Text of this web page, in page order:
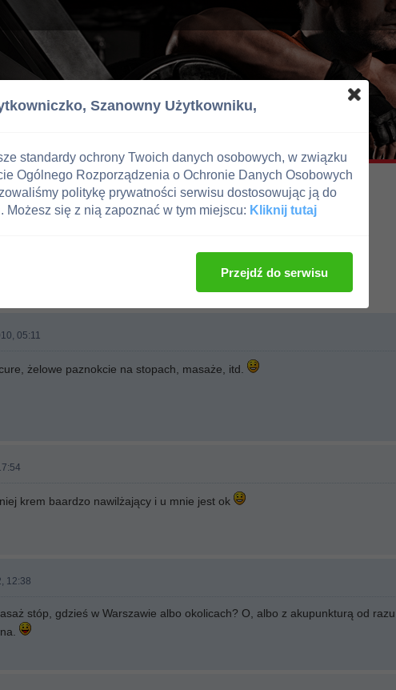
05:11
żelowe paznokcie na stopach, masaże, itd.
krem baardzo nawilżający i u mnie jest ok
12:38
stóp, gdzieś w Warszawie albo okolicach? O, albo z akupunkturą od
Szanowny Użytkowniku,
standardy ochrony Twoich danych osobowych, w związku
Ogólnego Rozporządzenia o Ochronie Danych Osobowych
politykę prywatności serwisu dostosowując ją do
Możesz się z nią zapoznać w tym miejscu: Kliknij tutaj
Przejdź do serwisu